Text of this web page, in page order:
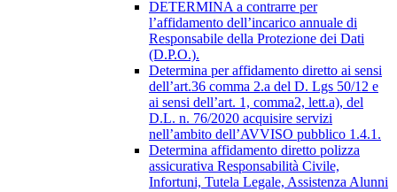
DETERMINA a contrarre per
l’affidamento dell’incarico annuale di
Responsabile della Protezione dei Dati
(D.P.O.).
Determina per affidamento diretto ai sensi
dell’art.36 comma 2.a del D. Lgs 50/12 e
ai sensi dell’art. 1, comma2, lett.a), del
D.L. n. 76/2020 acquisire servizi
nell’ambito dell’AVVISO pubblico 1.4.1.
Determina affidamento diretto polizza
assicurativa Responsabilità Civile,
Infortuni, Tutela Legale, Assistenza Alunni